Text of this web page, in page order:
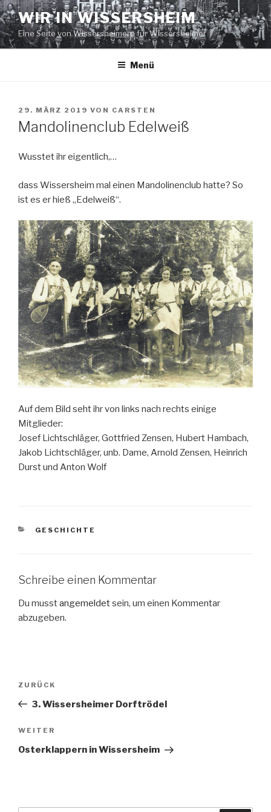
Zum
Inhalt
springen
WIR IN WISSERSHEIM
Eine Seite von Wissersheimern für Wissersheimer
Menü
VERÖFFENTLICHT
AM
29. MÄRZ 2019 VON CARSTEN
Mandolinenclub Edelweiß
Wusstet ihr eigentlich,…
dass Wissersheim mal einen Mandolinenclub hatte? So
ist es er hieß „Edelweiß“.
Auf dem Bild seht ihr von links nach rechts einige
Mitglieder:
Josef Lichtschläger, Gottfried Zensen, Hubert Hambach,
Jakob Lichtschläger, unb. Dame, Arnold Zensen, Heinrich
Durst und Anton Wolf
KATEGORIEN
GESCHICHTE
Schreibe einen Kommentar
Du musstangemeldetsein, um einen Kommentar
abzugeben.
Beitragsnavigation
Vorheriger
Beitrag
ZURÜCK
3. Wissersheimer Dorftrödel
Nächster
Beitrag
WEITER
Osterklappern in Wissersheim